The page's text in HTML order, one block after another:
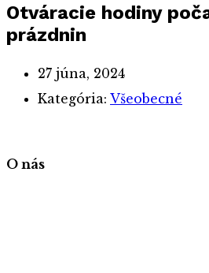
Otváracie hodiny
prázdnin
27 júna, 2024
Kategória: Všeobecné
O nás